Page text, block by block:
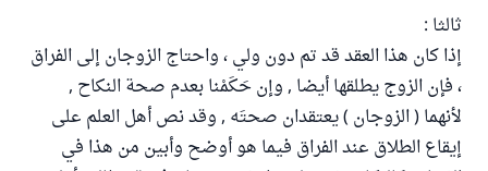
ثالثا :
إذا كان هذا العقد قد تم دون ولي ، واحتاج الزوجان إلى الفراق
، فإن الزوج يطلقها أيضا , وإن حَكَمْنا بعدم صحة النكاح ,
لأنهما ( الزوجان ) يعتقدان صحتَه , وقد نص أهل العلم على
إيقاع الطلاق عند الفراق فيما هو أوضح وأبين من هذا في